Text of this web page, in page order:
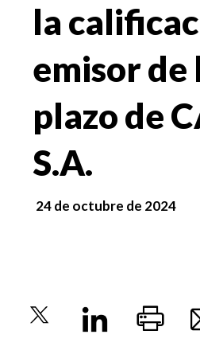
la
emisor de
plazo de
S.A.
24 de octubre de 2024